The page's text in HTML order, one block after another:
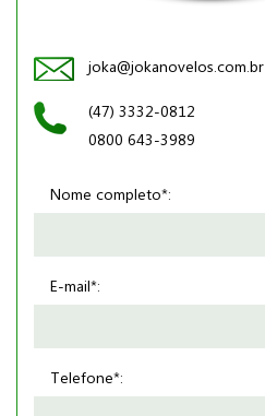
joka@jokanovelos.com.br
(47) 3332-0812
0800 643-3989
Nome completo*:
E-mail*:
Telefone*: